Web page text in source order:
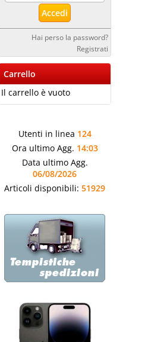
Hai perso la password?
Registrati
Carrello
Il carrello è vuoto
Utenti in linea 124
Ora ultimo Agg. 14:03
Data ultimo Agg.
06/08/2026
Articoli disponibili: 51929